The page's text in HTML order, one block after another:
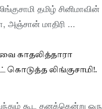
தமிழ் சினிமாவின்
அஞ்சான் மாதிரி ...
காதலித்தாரா
லிங்குசாமி!.
கூட தனக்கென்று ஒரு